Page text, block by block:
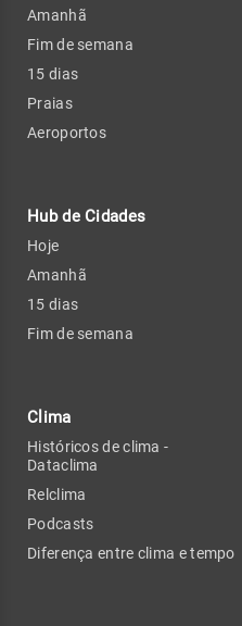
Amanhã
Fim de semana
15 dias
Praias
Aeroportos
Hub de Cidades
Hoje
Amanhã
15 dias
Fim de semana
Clima
Históricos de clima -
Dataclima
Relclima
Podcasts
Diferença entre clima e tempo